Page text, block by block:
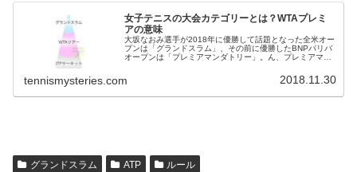
女子テニスの大会カテゴリーとは？WTAプレミ
アの意味
大坂なおみ選手が2018年に優勝して話題となった全米オー
プンは「グランドスラム」、その前に優勝したBNPパリバ
オープンは「プレミアマンダトリー」。ん、プレミアマン
tennismysteries.com 2018.11.30
グランドスラム ATP ルール